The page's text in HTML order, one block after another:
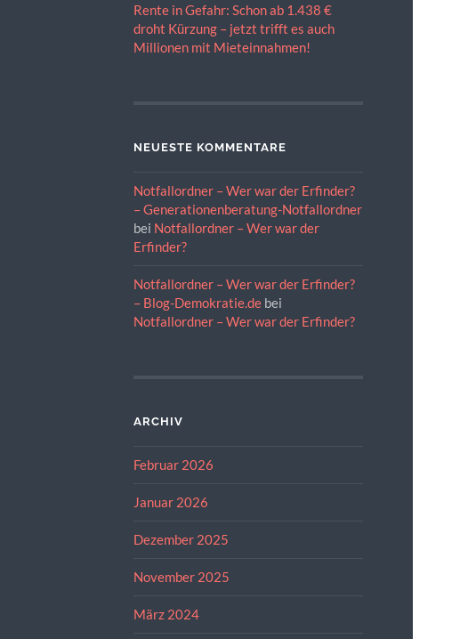
Rente in Gefahr: Schon ab 1.438 €
droht Kürzung – jetzt trifft es auch
Millionen mit Mieteinnahmen!
NEUESTE KOMMENTARE
Notfallordner – Wer war der Erfinder?
– Generationenberatung-Notfallordner
bei Notfallordner – Wer war der
Erfinder?
Notfallordner – Wer war der Erfinder?
– Blog-Demokratie.debei
Notfallordner – Wer war der Erfinder?
ARCHIV
Februar 2026
Januar 2026
Dezember 2025
November 2025
März 2024